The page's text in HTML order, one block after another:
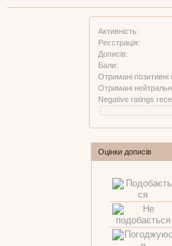
Активність:
Реєстрація:
Дописів:
Бали:
Отримані позитивні
Отримані
Negative ratings
Оцінки дописів